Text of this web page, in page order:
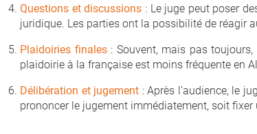
Questions et discussions : Le juge peut poser
juridique. Les parties ont la possibilité de réagir
Plaidoiries finales: Souvent, mais pas toujours,
plaidoirie à la française est moins fréquente en
Délibération et jugement : Après l’audience, le
prononcer le jugement immédiatement, soit